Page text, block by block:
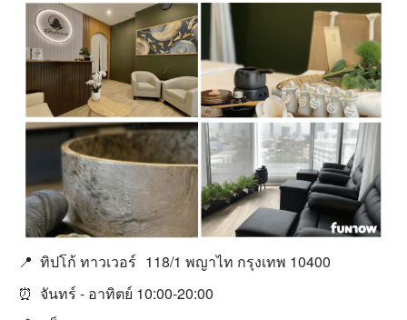
📍 ทิปโก้ ทาวเวอร์ 118/1 พญาไท กรุงเทพ 10400
⏰ จันทร์ - อาทิตย์ 10:00-20:00